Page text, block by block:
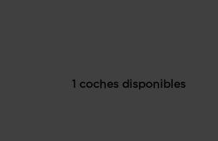
1 coches disponibles